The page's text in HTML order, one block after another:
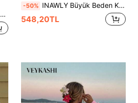
-50% INAWLY Büyük Beden Kadınlar İçin Günlük İşe Gidiş-Dönüş Sloganlı Nakışlı Çizgili Patchwork Sweatshirt, İlkbahar/Sonbahar
548,20TL